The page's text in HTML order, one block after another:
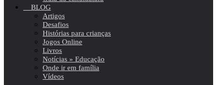
BLOG
Artigos
Desafios
Histórias para crianças
Jogos Online
Livros
Notícias » Educação
Onde ir em família
Vídeos